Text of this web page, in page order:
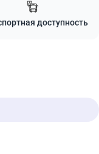
доступность